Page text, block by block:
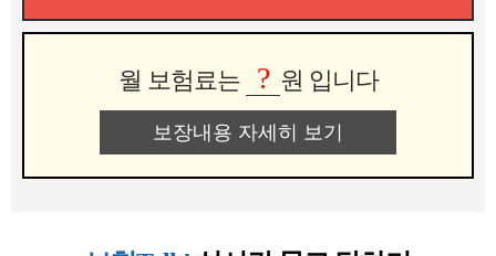
월 보험료는 ? 원 입니다
보장내용 자세히 보기